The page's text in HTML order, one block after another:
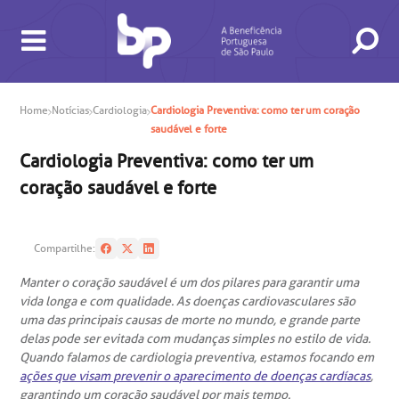
BUSCA
CONSULTAS E EXAMES
ATENDIMENTO 24H
CONHEÇA AS UNIDADES
INSTITUCIONAL
NOSSOS SERVIÇOS
INFORMAÇÕES ÚTEIS
ESPECIALIDADES
Home Notícias Cardiologia Cardiologia Preventiva: como ter um coração
saudável e forte
Cardiologia Preventiva: como ter um
coração saudável e forte
Compartilhe:
Manter o coração saudável é um dos pilares para garantir uma
vida longa e com qualidade. As doenças cardiovasculares são
uma das principais causas de morte no mundo, e grande parte
delas pode ser evitada com mudanças simples no estilo de vida.
Quando falamos de cardiologia preventiva, estamos focando em
ações que visam prevenir o aparecimento de doenças cardíacas,
garantindo um coração saudável por mais tempo.